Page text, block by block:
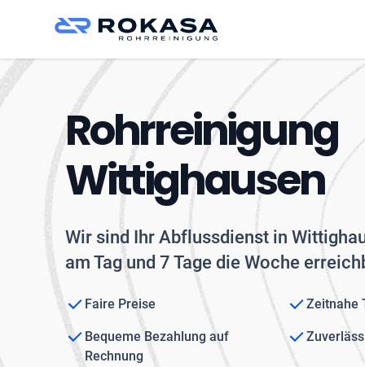
Rohrreinigung
Wittighausen
Wir sind Ihr Abflussdienst in
am Tag und 7 Tage die Woche
Faire Preise Zeitnahe
Bequeme Bezahlung auf
Rechnung